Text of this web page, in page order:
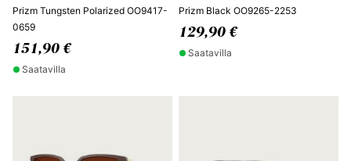
Prizm Tungsten Polarized OO9417-
0659
151,90 €
Saatavilla
Prizm Black OO9265-2253
129,90 €
Saatavilla